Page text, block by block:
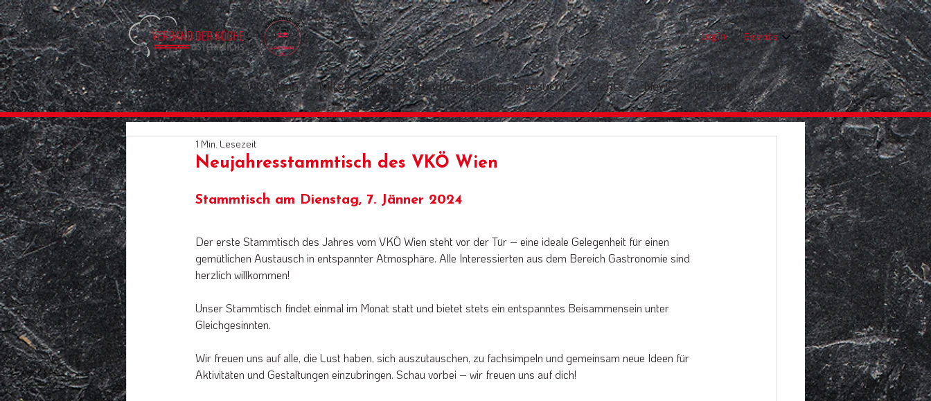
LogIn Events
Home VKÖ Wien Mitgliedschaft Rindfleischkaiser:in gesucht Events News Kontakt
Neujahresstammtisch des VKÖ Wien
1 Min. Lesezeit
Stammtisch am Dienstag, 7. Jänner 2024
Der erste Stammtisch des Jahres vom VKÖ Wien steht vor der Tür – eine ideale Gelegenheit für einen
gemütlichen Austausch in entspannter Atmosphäre. Alle Interessierten aus dem Bereich Gastronomie sind
herzlich willkommen!
Unser Stammtisch findet einmal im Monat statt und bietet stets ein entspanntes Beisammensein unter
Gleichgesinnten.
Wir freuen uns auf alle, die Lust haben, sich auszutauschen, zu fachsimpeln und gemeinsam neue Ideen für
Aktivitäten und Gestaltungen einzubringen. Schau vorbei – wir freuen uns auf dich!